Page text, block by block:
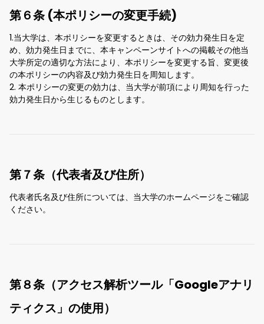
第６条 (本ポリシーの変更手続)
1.当大学は、本ポリシーを変更するときは、その効力発生日を定
め、効力発生日までに、本キャンペーンサイトへの掲載その他当
大学所定の適切な方法により、本ポリシーを変更する旨、変更後
の本ポリシーの内容及び効力発生日を周知します。
2. 本ポリシーの変更の効力は、当大学が前項により周知を行った
効力発生日から生じるものとします。
第７条（代表者及び住所）
代表者氏名及び住所については、当大学のホームページをご確認
ください。
第８条（アクセス解析ツール「Googleアナリ
ティクス」の使用）